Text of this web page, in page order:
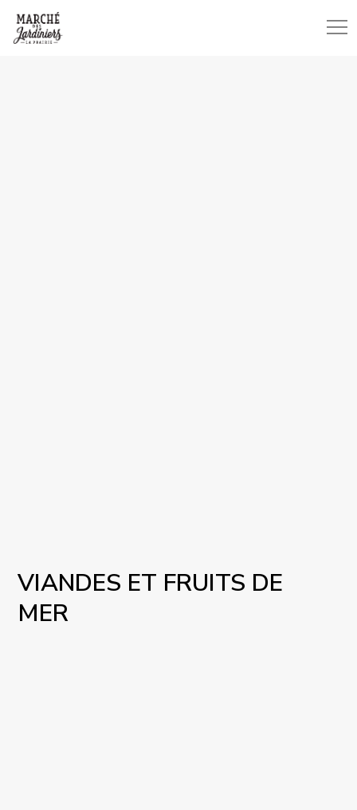
VIANDES ET FRUITS DE
MER